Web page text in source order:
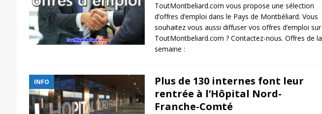
ToutMontbeliard.com vous propose une sélection
d’offres d’emploi dans le Pays de Montbéliard. Vous
souhaitez vous aussi diffuser vos offres d’emploi sur
ToutMontbeliard.com ? Contactez-nous. Offres de la
semaine :
INFO
Plus de 130 internes font leur
rentrée à l’Hôpital Nord-
Franche-Comté